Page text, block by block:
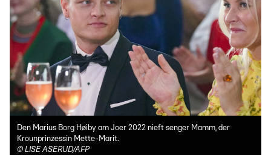
Den Marius Borg Høiby am Joer 2022 nieft senger Mamm, der
Krounprinzessin Mette-Marit.
© LISE ASERUD/AFP